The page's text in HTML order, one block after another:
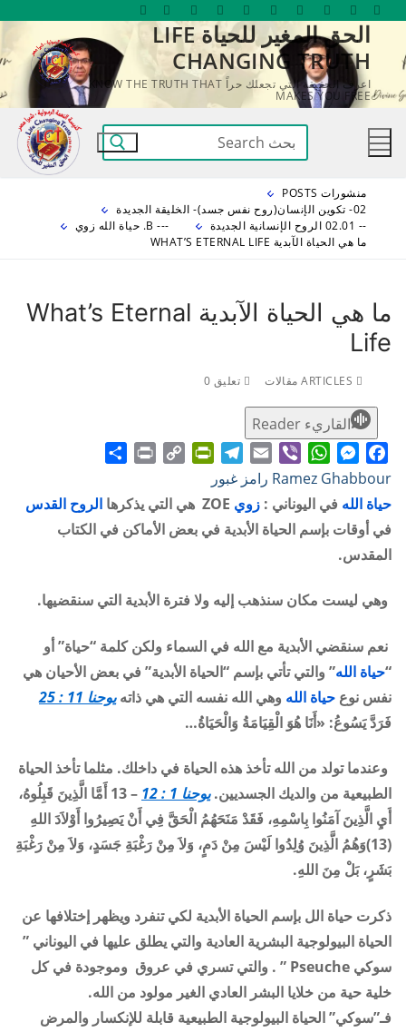
التجاوز
المحتوى
الحق المغير للحياة LIFE
CHANGING TRUTH
اعرف الحقيقة التي تجعلك حراً KNOW THE TRUTH THAT
MAKES YOU FREE
البحث
عن:
منشورات POSTS
02- تكوين الإنسان(روح نفس جسد)- الخليقة الجديدة
-- 02.01 الروح الإنسانية الجديدة
--- B. حياة الله زوي
ما هي الحياة الآبدية WHAT’S ETERNAL LIFE
ما هي الحياة الآبدية What’s Eternal
Life
تعليق 0
القاريء Reader
Facebook
Messenger
WhatsApp
Viber
Email
Telegram
Link
Ramez Ghabbour رامز غبور
حياة الله في اليوناني : زوي
الروح القدس
في أوقات بإسم الحياة الأبدية في بعض الأماكن في الكتاب
المقدس.
وهي ليست مكان سنذهب إليه ولا فترة الأبدية التي سنقضيها.
نعم سنقضي الأبدية مع الله في السماء ولكن كلمة “حياة” أو
“حياة الله” والتي تأتي بإسم “الحياة الأبدية” في بعض الأحيان هي
نفس نوع حياة الله وهي الله نفسه التي هي ذاتهيوحنا 11 : 25
فَرَدَّ يَسُوعُ: «أَنَا هُوَ الْقِيَامَةُ وَالْحَيَاةُ…
وعندما تولد من الله تأخذ هذه الحياة في داخلك. مثلما تأخذ الحياة
الطبيعية من والديك الجسديين.يوحنا 1 : 12
– 13 أَمَّا الَّذِينَ قَبِلُوهُ،
أَيِ الَّذِينَ آمَنُوا بِاسْمِهِ، فَقَدْ مَنَحَهُمُ الْحَقَّ فِي أَنْ يَصِيرُوا أَوْلاَدَ اللهِ
(13)وَهُمُ الَّذِينَ وُلِدُوا لَيْسَ مِنْ دَمٍ، وَلاَ مِنْ رَغْبَةِ جَسَدٍ، وَلاَ مِنْ رَغْبَةِ
بَشَرٍ، بَلْ مِنَ اللهِ.
ذكرت حياة الل بإسم الحياة الأبدية لكي تنفرد ويظهر إختلافها عن
الحياة البيولوجية البشرية العادية والتي يطلق عليها في اليوناني ”
سوكي Pseuche ” . والتي تسري في عروق وموجودة في كل
خلية حية من خلايا البشر العادي الغير مولود من الله.
فـ”سوكي” الحياة البيولوجية الطبيعية قابلة للإنكسار والمرض